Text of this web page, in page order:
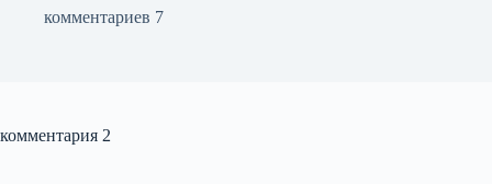
комментариев 7
комментария 2